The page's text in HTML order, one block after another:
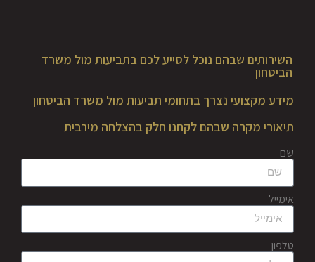
השירותים שבהם נוכל לסייע לכם בתביעות מול משרד
הביטחון
מידע מקצועי נצרך בתחומי תביעות מול משרד הביטחון
תיאורי מקרה שבהם לקחנו חלק בהצלחה מירבית
שם
אימייל
טלפון